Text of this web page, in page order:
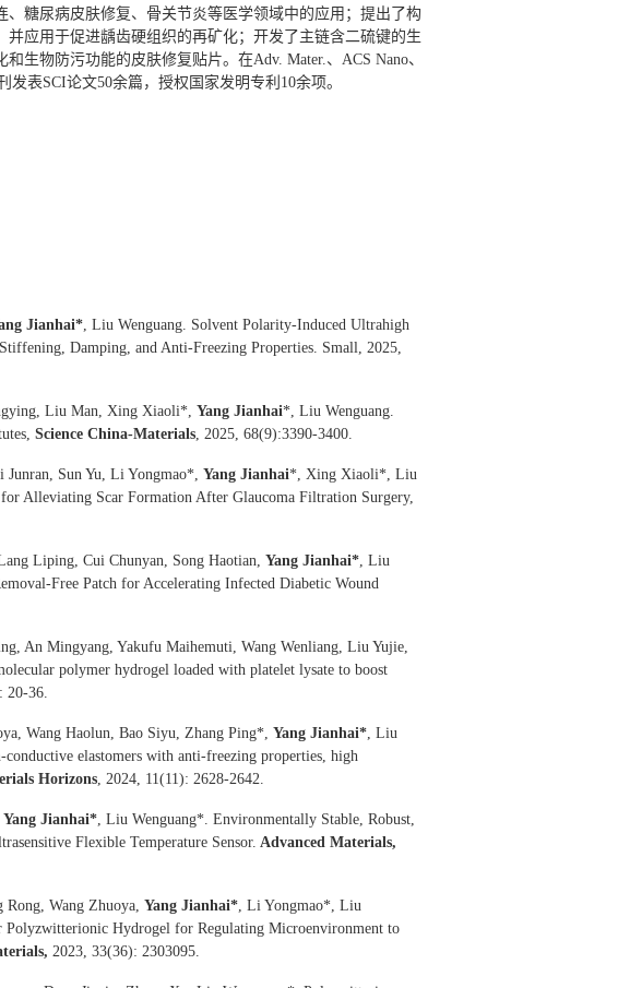
糖尿病皮肤修复、骨关节炎等医学领域中的应用；提出了构
应用于促进龋齿硬组织的再矿化；开发了主链含二硫键的生
生物防污功能的皮肤修复贴片。在Adv. Mater.、ACS Nano、
发表SCI论文50余篇，授权国家发明专利10余项。
Jianhai*, Liu Wenguang. Solvent Polarity-Induced Ultrahigh
Damping, and Anti-Freezing Properties. Small, 2025,
Liu Man, Xing Xiaoli*, Yang Jianhai*, Liu Wenguang.
Science China-Materials, 2025, 68(9):3390-3400.
Sun Yu, Li Yongmao*, Yang Jianhai*, Xing Xiaoli*, Liu
Alleviating Scar Formation After Glaucoma Filtration Surgery,
Liping, Cui Chunyan, Song Haotian, Yang Jianhai*, Liu
Free Patch for Accelerating Infected Diabetic Wound
An Mingyang, Yakufu Maihemuti, Wang Wenliang, Liu Yujie,
polymer hydrogel loaded with platelet lysate to boost
20-36.
Wang Haolun, Bao Siyu, Zhang Ping*, Yang Jianhai*, Liu
elastomers with anti-freezing properties, high
Horizons, 2024, 11(11): 2628-2642.
Yang Jianhai*, Liu Wenguang*. Environmentally Stable, Robust,
Flexible Temperature Sensor. Advanced Materials,
Rong, Wang Zhuoya, Yang Jianhai*, Li Yongmao*, Liu
Hydrogel for Regulating Microenvironment to
2023, 33(36): 2303095.